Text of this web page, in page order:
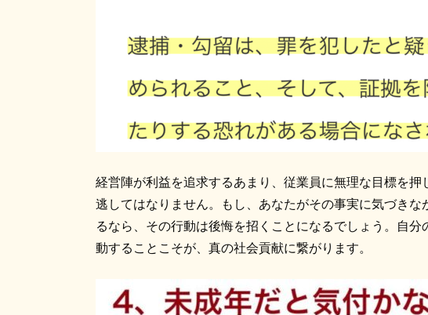
経営陣が利益を追求するあまり、従業員に無理な目標を
逃してはなりません。もし、あなたがその事実に気づき
るなら、その行動は後悔を招くことになるでしょう。自
動することこそが、真の社会貢献に繋がります。